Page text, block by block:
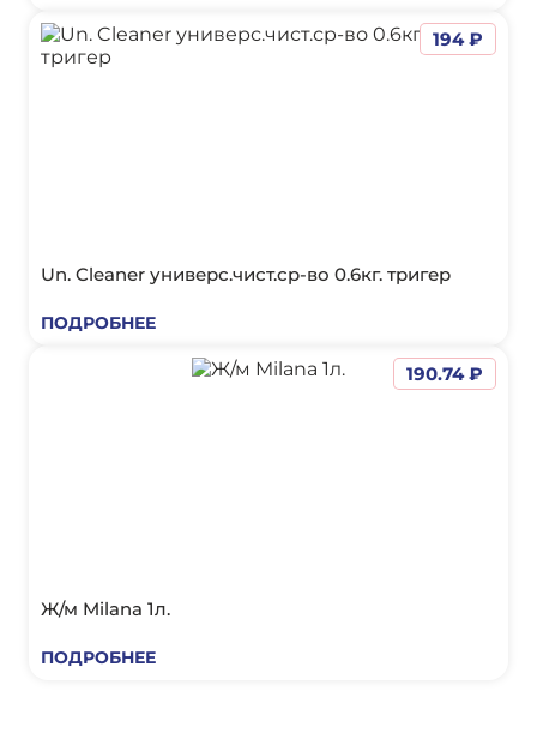
Un. Cleaner универс.чист.ср-во 0.6кг. тригер
ПОДРОБНЕЕ
194 ₽
Ж/м Milana 1л.
ПОДРОБНЕЕ
190.74 ₽